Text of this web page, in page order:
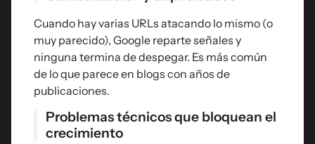
Cuando hay varias URLs atacando lo mismo (o
muy parecido), Google reparte señales y
ninguna termina de despegar. Es más común
de lo que parece en blogs con años de
publicaciones.
Problemas técnicos que bloquean el
crecimiento